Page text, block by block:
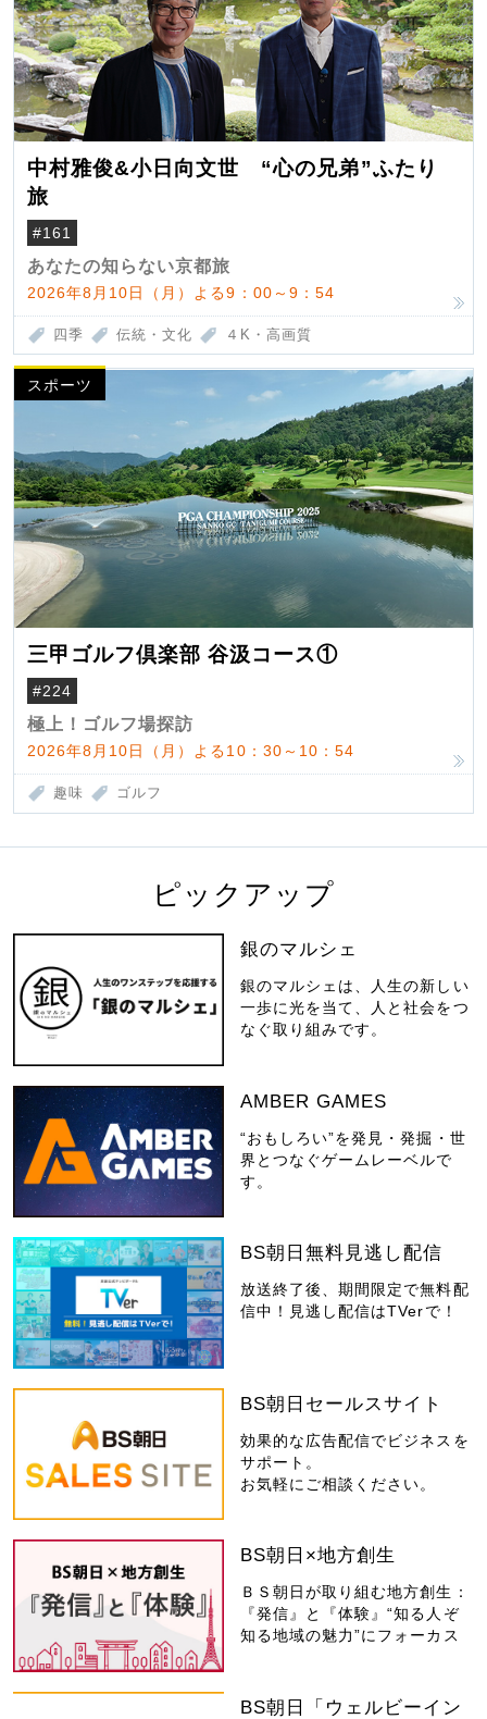
中村雅俊&小日向文世 “心の兄弟”ふたり
旅
#161
あなたの知らない京都旅
2026年8月10日（月）よる9：00～9：54
四季 伝統・文化 ４K・高画質
スポーツ
三甲ゴルフ倶楽部 谷汲コース①
#224
極上！ゴルフ場探訪
2026年8月10日（月）よる10：30～10：54
趣味 ゴルフ
ピックアップ
銀のマルシェ
銀のマルシェは、人生の新しい
一歩に光を当て、人と社会をつ
なぐ取り組みです。
AMBER GAMES
“おもしろい”を発見・発掘・世
界とつなぐゲームレーベルで
す。
BS朝日無料見逃し配信
放送終了後、期間限定で無料配
信中！見逃し配信はTVerで！
BS朝日セールスサイト
効果的な広告配信でビジネスを
サポート。
お気軽にご相談ください。
BS朝日×地方創生
ＢＳ朝日が取り組む地方創生：
『発信』と『体験』“知る人ぞ
知る地域の魅力”にフォーカス
BS朝日「ウェルビーイン